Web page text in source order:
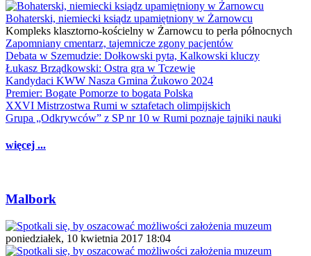
Bohaterski, niemiecki ksiądz upamiętniony w Żarnowcu
Kompleks klasztorno-kościelny w Żarnowcu to perła północnych
Zapomniany cmentarz, tajemnicze zgony pacjentów
Debata w Szemudzie: Dołkowski pyta, Kalkowski kluczy
Łukasz Brządkowski: Ostra gra w Tczewie
Kandydaci KWW Nasza Gmina Żukowo 2024
Premier: Bogate Pomorze to bogata Polska
XXVI Mistrzostwa Rumi w sztafetach olimpijskich
Grupa „Odkrywców” z SP nr 10 w Rumi poznaje tajniki nauki
więcej ...
Malbork
poniedziałek, 10 kwietnia 2017 18:04